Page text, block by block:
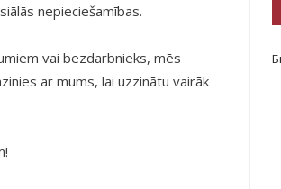
nepieciešamības.
vai bezdarbnieks, mēs
ar mums, lai uzzinātu vairāk